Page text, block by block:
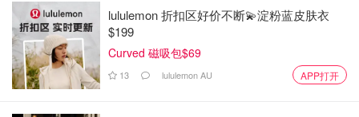
lululemon 折扣区好价不断💫淀粉蓝皮肤衣
$199
Curved 磁吸包$69
13 lululemon AU APP打开